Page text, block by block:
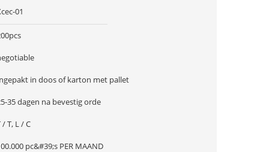
01
in doos of karton met pallet
35 dagen na bevestig orde
/ T, L / C
pc&#39;s PER MAAND